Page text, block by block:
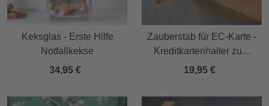
Keksglas - Erste Hilfe
Notfallkekse
34,95 €
Zauberstab für EC-Karte -
Kreditkartenhalter zum
Kontaktlosbezahlen Stern
19,95 €